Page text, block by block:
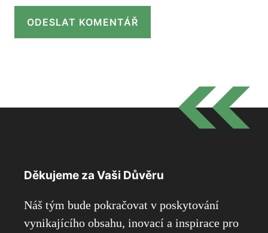
Děkujeme za Vaši Důvěru
Náš tým bude pokračovat v poskytování
vynikajícího obsahu, inovací a inspirace pro